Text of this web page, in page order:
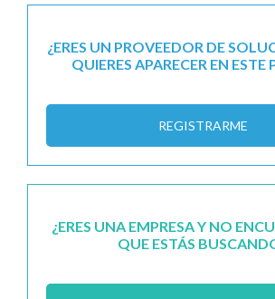
¿ERES UN PROVEEDOR DE
QUIERES APARECER EN ESTE
REGISTRARME
¿ERES UNA EMPRESA Y NO
QUE ESTÁS